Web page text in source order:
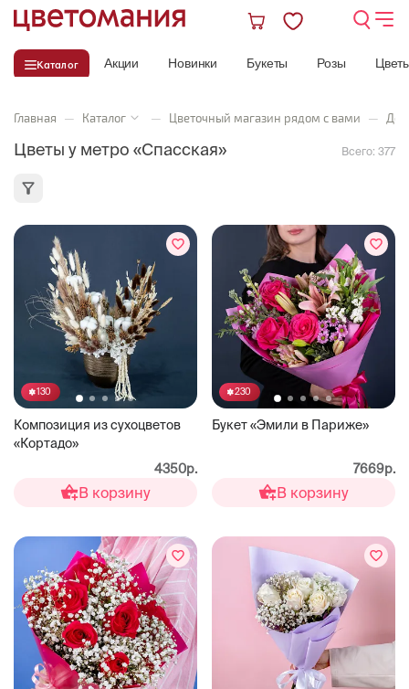
Каталог Акции Новинки Букеты Розы
Главная — Каталог — Цветочный магазин рядом с вами —
Цветы у метро «Спасская» Всего: 377
130
Композиция из сухоцветов
«Кортадо»
4350р.
В корзину
230
Букет «Эмили в Париже»
7669р.
В корзину